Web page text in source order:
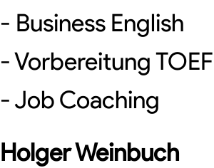
- Business English
- Vorbereitung
- Job Coaching
HolgerWeinbuch